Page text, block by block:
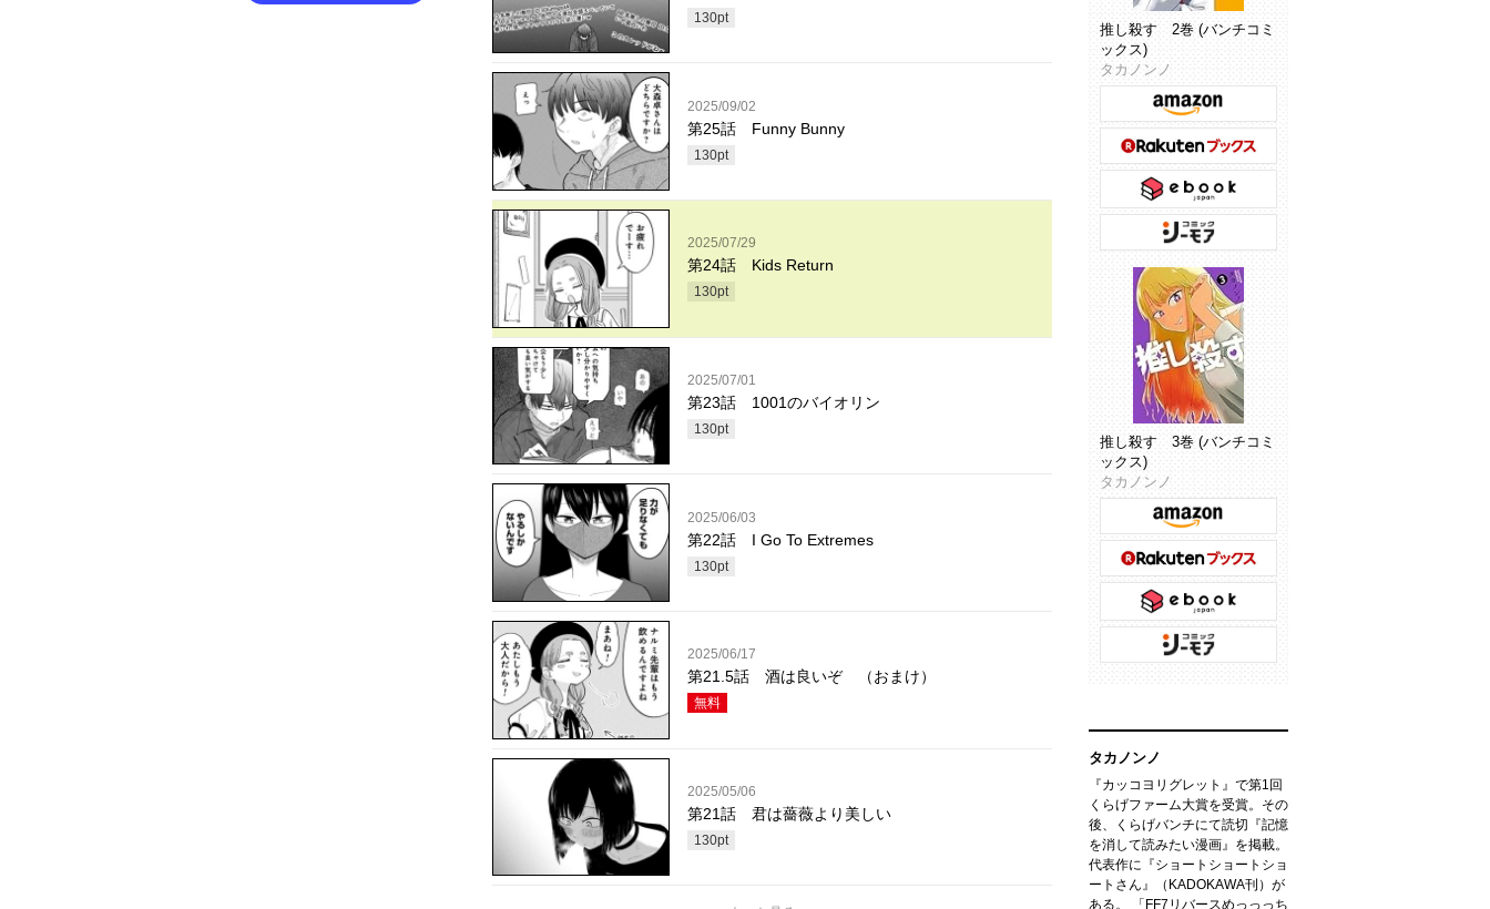
130pt
2025/09/02
第25話 Funny Bunny
130pt
2025/07/29
第24話 Kids Return
130pt
2025/07/01
第23話 1001のバイオリン
130pt
2025/06/03
第22話 I Go To Extremes
130pt
2025/06/17
第21.5話 酒は良いぞ （おまけ）
無料
2025/05/06
第21話 君は薔薇より美しい
130pt
推し殺す 2巻 (バンチコミ
ックス)
タカノンノ
推し殺す 3巻 (バンチコミ
ックス)
タカノンノ
タカノンノ
『カッコヨリグレット』で第1回
くらげファーム大賞を受賞。その
後、くらげバンチにて読切『記憶
を消して読みたい漫画』を掲載。
代表作に『ショートショートショ
ートさん』（KADOKAWA刊）が
ある。 「FF7リバースめっっっち